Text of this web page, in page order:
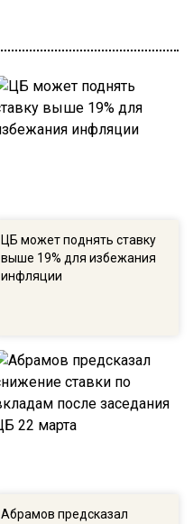
ЦБ может поднять ставку
выше 19% для избежания
инфляции
Абрамов предсказал